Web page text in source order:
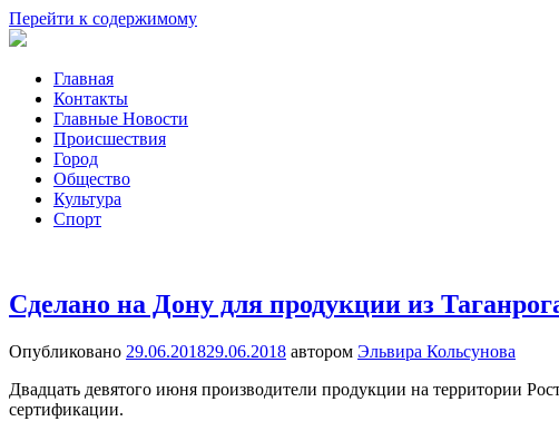
Перейти к содержимому
Новости
Таганрога
Общество,
Происшествия,
Спорт,
Новости
Города
Главная
Контакты
Главные Новости
Происшествия
Город
Общество
Культура
Спорт
Сделано на Дону для продукции из
Опубликовано 29.06.201829.06.2018 автором Эльвира Кольсунова
Двадцать девятого июня производители продукции на территории
сертификации.